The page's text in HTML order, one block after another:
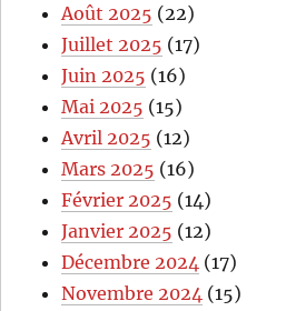
Août 2025 (22)
Juillet 2025 (17)
Juin 2025 (16)
Mai 2025 (15)
Avril 2025 (12)
Mars 2025 (16)
Février 2025 (14)
Janvier 2025 (12)
Décembre 2024 (17)
Novembre 2024 (15)